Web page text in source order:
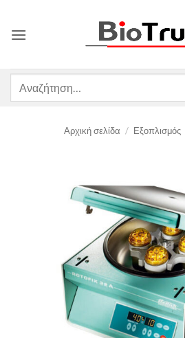
περιεχόμενο
Αναζήτηση
Αρχική σελίδα / Εξοπλισμός